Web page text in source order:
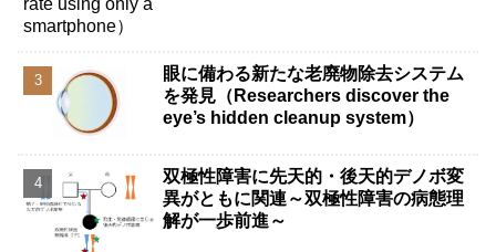
眼に備わる新たな老廃物除去システム
を発見（Researchers discover the
eye’s hidden cleanup system）
双極性障害に先天的・後天的デノボ変
異がともに関連～双極性障害の病態理
解が一歩前進～